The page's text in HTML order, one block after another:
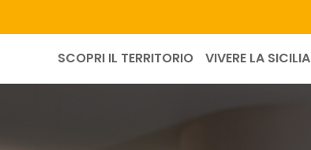
SCOPRI IL TERRITORIO VIVERE LA SICILIA